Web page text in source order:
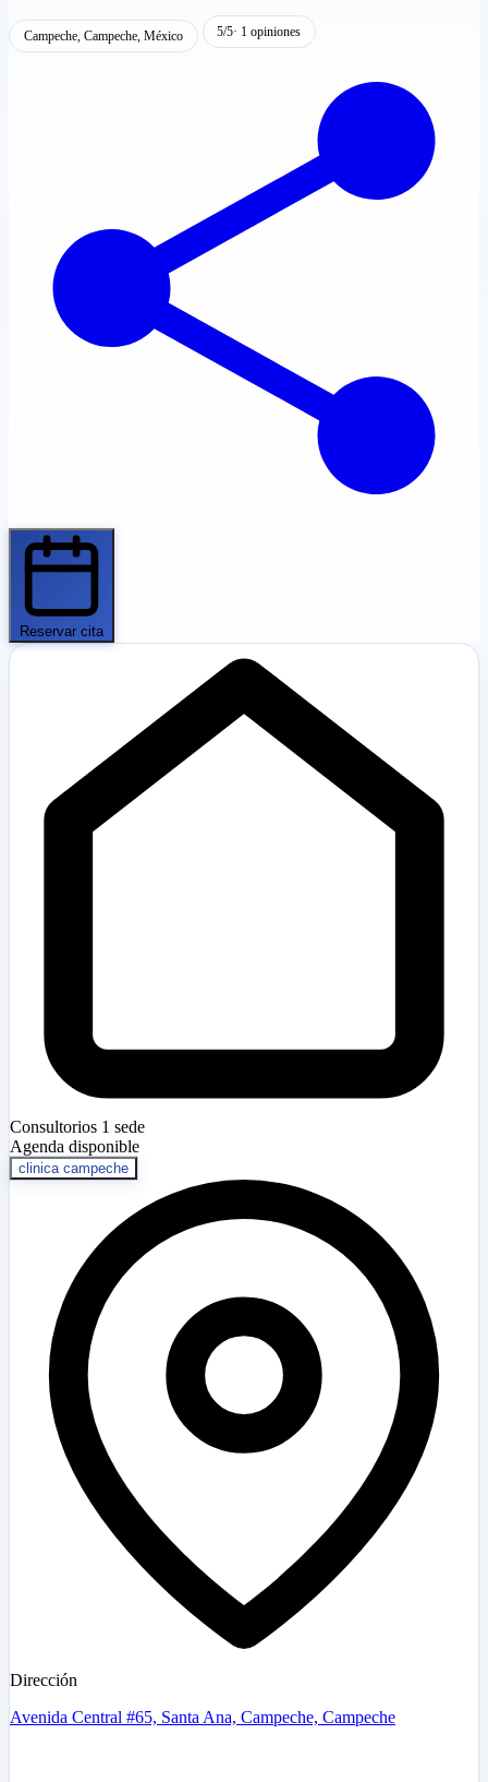
Campeche, Campeche, México 5/5· 1 opiniones
Reservar cita
Consultorios 1 sede
Agenda disponible
clinica campeche
Dirección
Avenida Central #65, Santa Ana, Campeche, Campeche